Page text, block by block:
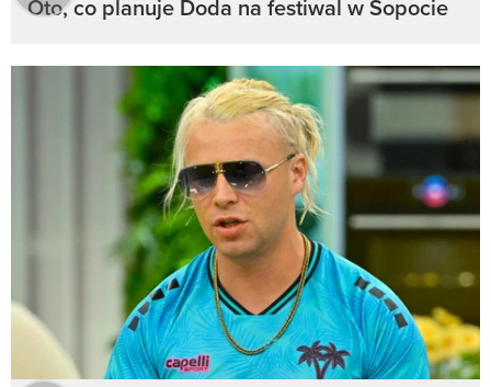
Oto, co planuje Doda na festiwal w Sopocie